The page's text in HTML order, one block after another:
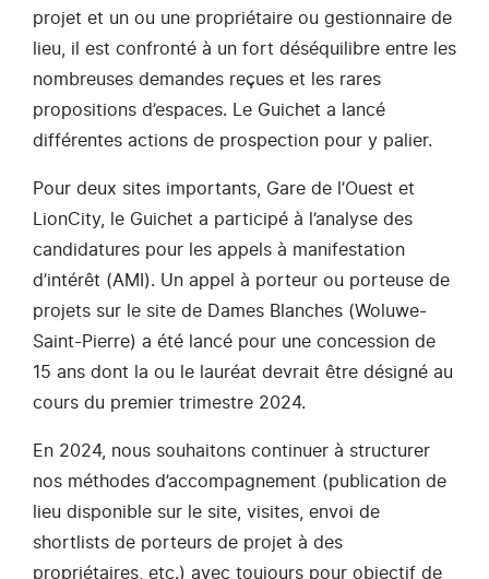
projet et un ou une propriétaire ou gestionnaire de
lieu, il est confronté à un fort déséquilibre entre les
nombreuses demandes reçues et les rares
propositions d’espaces. Le Guichet a lancé
différentes actions de prospection pour y palier.
Pour deux sites importants, Gare de l’Ouest et
LionCity, le Guichet a participé à l’analyse des
candidatures pour les appels à manifestation
d’intérêt (AMI). Un appel à porteur ou porteuse de
projets sur le site de Dames Blanches (Woluwe-
Saint-Pierre) a été lancé pour une concession de
15 ans dont la ou le lauréat devrait être désigné au
cours du premier trimestre 2024.
En 2024, nous souhaitons continuer à structurer
nos méthodes d’accompagnement (publication de
lieu disponible sur le site, visites, envoi de
shortlists de porteurs de projet à des
propriétaires, etc.) avec toujours pour objectif de